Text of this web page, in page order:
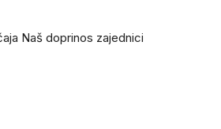
Naš doprinos zajednici